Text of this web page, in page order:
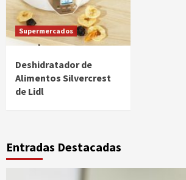
Supermercados
Deshidratador de
Alimentos Silvercrest
de Lidl
Entradas Destacadas